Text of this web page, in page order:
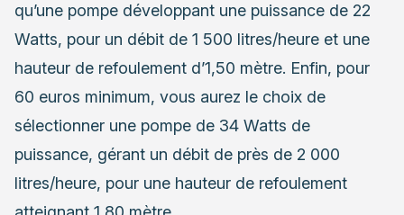
qu’une pompe développant une puissance de 22
Watts, pour un débit de 1 500 litres/heure et une
hauteur de refoulement d’1,50 mètre. Enfin, pour
60 euros minimum, vous aurez le choix de
sélectionner une pompe de 34 Watts de
puissance, gérant un débit de près de 2 000
litres/heure, pour une hauteur de refoulement